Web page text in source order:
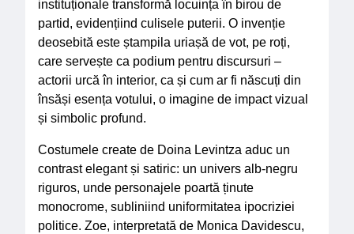
instituționale transformă locuința în birou de
partid, evidențiind culisele puterii. O invenție
deosebită este ștampila uriașă de vot, pe roți,
care servește ca podium pentru discursuri –
actorii urcă în interior, ca și cum ar fi născuți din
însăși esența votului, o imagine de impact vizual
și simbolic profund.
Costumele create de Doina Levintza aduc un
contrast elegant și satiric: un univers alb-negru
riguros, unde personajele poartă ținute
monocrome, subliniind uniformitatea ipocriziei
politice. Zoe, interpretată de Monica Davidescu,